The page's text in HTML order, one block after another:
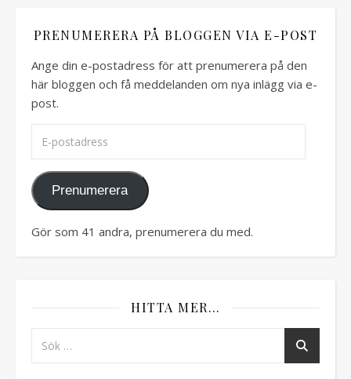
PRENUMERERA PÅ BLOGGEN VIA E-POST
Ange din e-postadress för att prenumerera på den
här bloggen och få meddelanden om nya inlägg via e-
post.
Prenumerera
Gör som 41 andra, prenumerera du med.
HITTA MER…